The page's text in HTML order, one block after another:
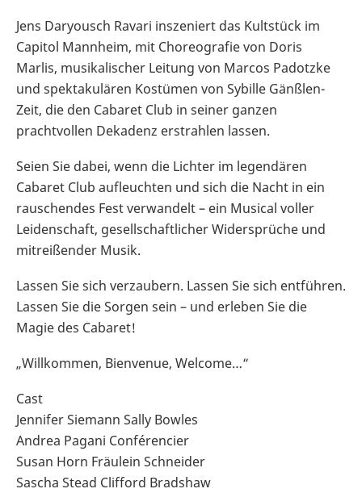
Jens Daryousch Ravari inszeniert das Kultstück im
Capitol Mannheim, mit Choreografie von Doris
Marlis, musikalischer Leitung von Marcos Padotzke
und spektakulären Kostümen von Sybille Gänßlen-
Zeit, die den Cabaret Club in seiner ganzen
prachtvollen Dekadenz erstrahlen lassen.
Seien Sie dabei, wenn die Lichter im legendären
Cabaret Club aufleuchten und sich die Nacht in ein
rauschendes Fest verwandelt – ein Musical voller
Leidenschaft, gesellschaftlicher Widersprüche und
mitreißender Musik.
Lassen Sie sich verzaubern. Lassen Sie sich entführen.
Lassen Sie die Sorgen sein – und erleben Sie die
Magie des Cabaret!
„Willkommen, Bienvenue, Welcome…“
Cast
Jennifer Siemann Sally Bowles
Andrea Pagani Conférencier
Susan Horn Fräulein Schneider
Sascha Stead Clifford Bradshaw